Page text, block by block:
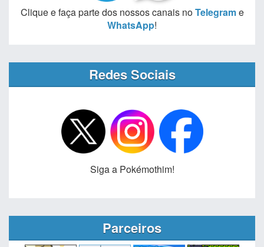
Clique e faça parte dos nossos canais noTelegrame
WhatsApp!
Redes Sociais
Siga a Pokémothim!
Parceiros